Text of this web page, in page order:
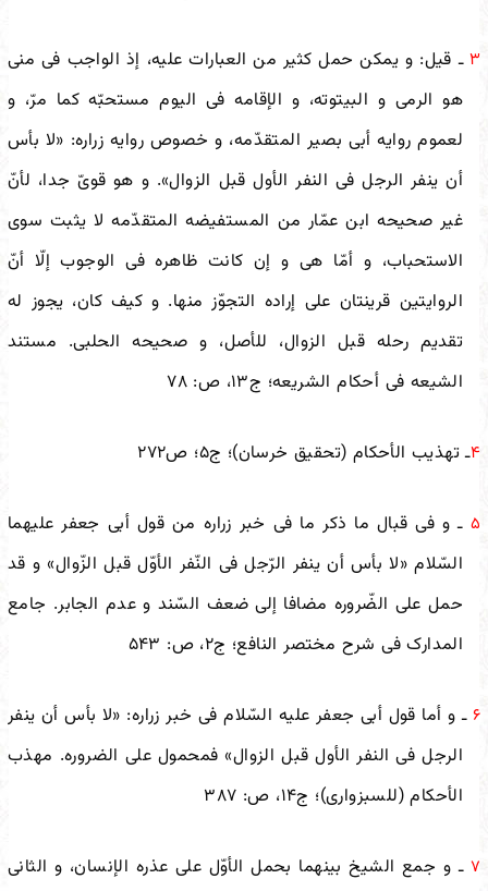
۳ ـ قیل: و یمکن حمل کثیر من العبارات علیه، إذ الواجب فی منى
هو الرمی و البیتوته، و الإقامه فی الیوم مستحبّه کما مرّ، و
لعموم روایه أبی بصیر المتقدّمه، و خصوص روایه زراره: «لا بأس
أن ینفر الرجل فی النفر الأول قبل الزوال». و هو قویّ جدا، لأنّ
غیر صحیحه ابن عمّار من المستفیضه المتقدّمه لا یثبت سوى
الاستحباب، و أمّا هی و إن کانت ظاهره فی الوجوب إلّا أنّ
الروایتین قرینتان على إراده التجوّز منها. و کیف کان، یجوز له
تقدیم رحله قبل الزوال، للأصل، و صحیحه الحلبی. مستند
الشیعه فی أحکام الشریعه؛ ج‌۱۳، ص: ۷۸
۴ـ تهذیب الأحکام (تحقیق خرسان)؛ ج‌۵؛ ص۲۷۲
۵ ـ و فی قبال ما ذکر ما فی خبر زراره من قول أبی جعفر علیهما
السّلام «لا بأس أن ینفر الرّجل فی النّفر الأوّل قبل الزّوال» و قد
حمل على الضّروره مضافا إلى ضعف السّند و عدم الجابر. جامع
المدارک فی شرح مختصر النافع؛ ج‌۲، ص: ۵۴۳
۶ ـ و أما قول أبی جعفر علیه السّلام فی خبر زراره: «لا بأس أن ینفر
الرجل فی النفر الأول قبل الزوال» فمحمول على الضروره. مهذب
الأحکام (للسبزواری)؛ ج‌۱۴، ص: ۳۸۷
۷ ـ و جمع الشیخ بینهما بحمل الأوّل على عذره الإنسان، و الثانی